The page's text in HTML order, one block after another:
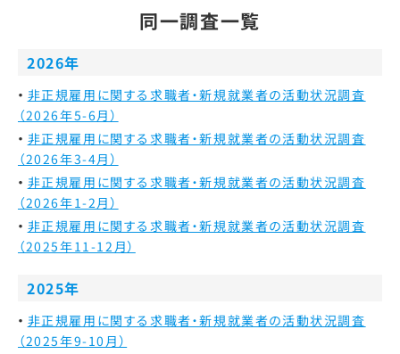
同一調査一覧
2026年
非正規雇用に関する求職者・新規就業者の活動状況調査
（2026年5-6月）
非正規雇用に関する求職者・新規就業者の活動状況調査
（2026年3-4月）
非正規雇用に関する求職者・新規就業者の活動状況調査
（2026年1-2月）
非正規雇用に関する求職者・新規就業者の活動状況調査
（2025年11-12月）
2025年
非正規雇用に関する求職者・新規就業者の活動状況調査
（2025年9-10月）